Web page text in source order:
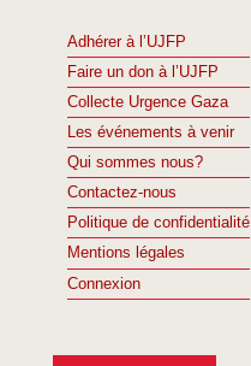
Adhérer à l’UJFP
Faire un don à l’UJFP
Collecte Urgence Gaza
Les événements à venir
Qui sommes nous?
Contactez-nous
Politique de confidentialité
Mentions légales
Connexion